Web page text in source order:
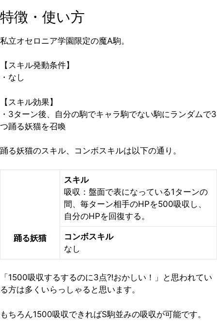
特徴・使い方
私立オセロニア学園限定の魔A駒。
【スキル発動条件】
・なし
【スキル効果】
・3ターン後、自分の駒でキャラ駒でない駒にランダムで3
つ踊る妖猫を召喚
踊る妖猫のスキル、コンボスキルは以下の通り。
踊る妖猫
スキル
吸収：盤面で表になっている1ターンの
間、毎ターン相手のHPを500吸収し、
自分のHPを回復する。
コンボスキル
なし
「1500吸収するするのに3点⁈おかしい！」と思われてい
る方は多くいらっしゃると思います。
もちろん1500吸収できればS駒並みの吸収が可能です。